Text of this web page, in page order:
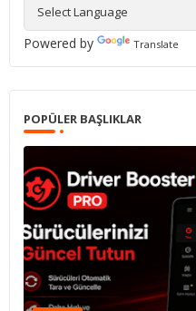
Powered by Translate
POPÜLER BAŞLIKLAR